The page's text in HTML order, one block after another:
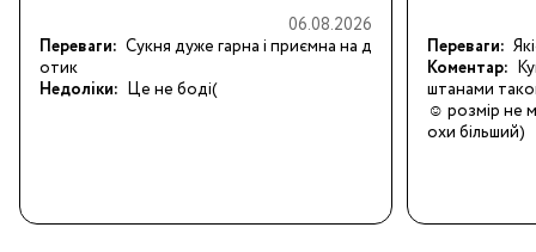
06.08.2026
Переваги: Сукня дуже гарна і приємна на д
отик
Недоліки: Це не боді(
Переваги:
Коментар:
штанами
☺️ розмір не
охи більший)